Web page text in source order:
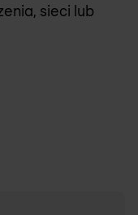
sieci lub